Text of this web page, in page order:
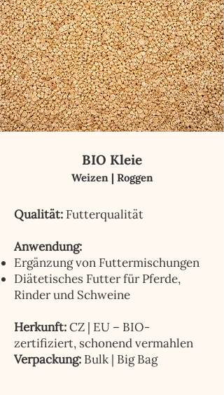
BIO Kleie
Weizen | Roggen
Qualität: Futterqualität
Anwendung:
Ergänzung von Futtermischungen
Diätetisches Futter für Pferde,
Rinder und Schweine
Herkunft:CZ | EU – BIO-
zertifiziert, schonend vermahlen
Verpackung: Bulk | Big Bag